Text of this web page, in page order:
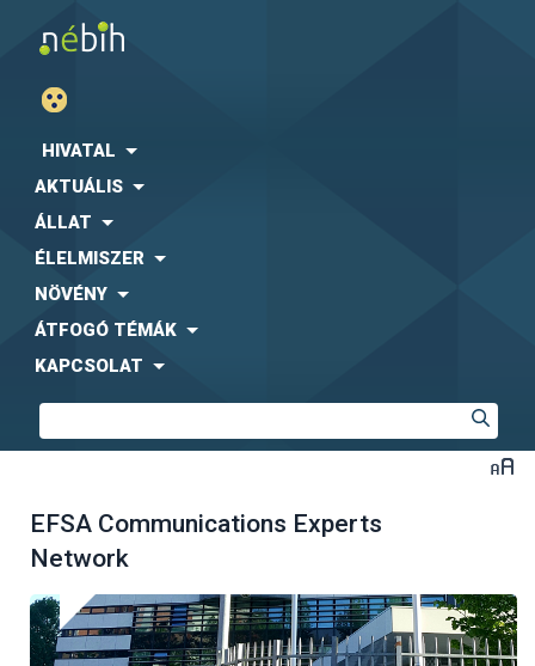
HIVATAL
AKTUÁLIS
ÁLLAT
ÉLELMISZER
NÖVÉNY
ÁTFOGÓ TÉMÁK
KAPCSOLAT
EFSA Communications Experts
Network